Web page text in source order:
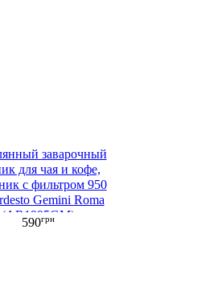
заварочный
для чая и кофе,
с фильтром 950
Gemini Roma
(AR1995GM)
590грн